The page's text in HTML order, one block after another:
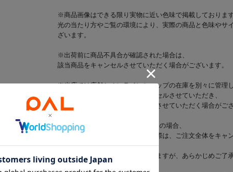
※商品画像はできる限り実物に近い色味で掲載しております
光の当たり方やご覧の環境により、実際の商品と色味やサ
ざいます。
※出荷前に商品不具合が確認された場合は、
該当商品をキャンセルさせていただく場合がございます。
※当店では店舗とオンラインショップの在庫を別々に管理
在庫状況により一部商品をキャンセルさせていただき、
在庫をご用意できた商品のみ発送させていただく場合がご
※お支払い方法がd払い・メルペイの場合、
一部商品のキャンセルが発生した際は、ご注文全体をキャ
す。
お客様にはご迷惑をおかけいたしますが、あらかじめご了